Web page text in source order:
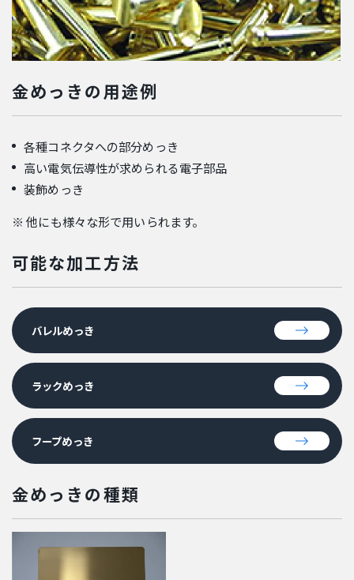
金めっきの用途例
各種コネクタへの部分めっき
高い電気伝導性が求められる電子部品
装飾めっき
※ 他にも様々な形で用いられます。
可能な加工方法
バレルめっき
ラックめっき
フープめっき
金めっきの種類